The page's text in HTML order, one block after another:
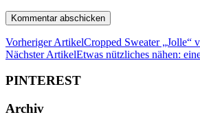
Vorheriger ArtikelCropped Sweater „Jolle“
Nächster ArtikelEtwas nützliches nähen:
PINTEREST
Archiv